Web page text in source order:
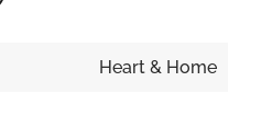
Heart & Home